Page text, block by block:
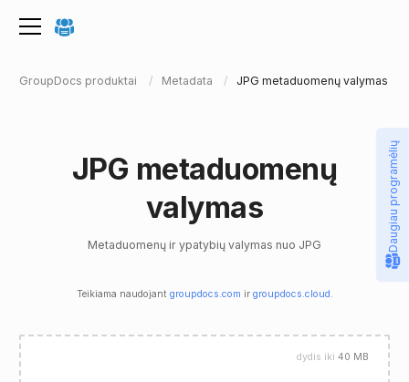
GroupDocs produktai Metadata JPG metaduomenų valymas
JPG metaduomenų
valymas
Metaduomenų ir ypatybių valymas nuo JPG
Teikiama naudojant groupdocs.com ir groupdocs.cloud .
dydis iki 40 MB
Daugiau programėlių